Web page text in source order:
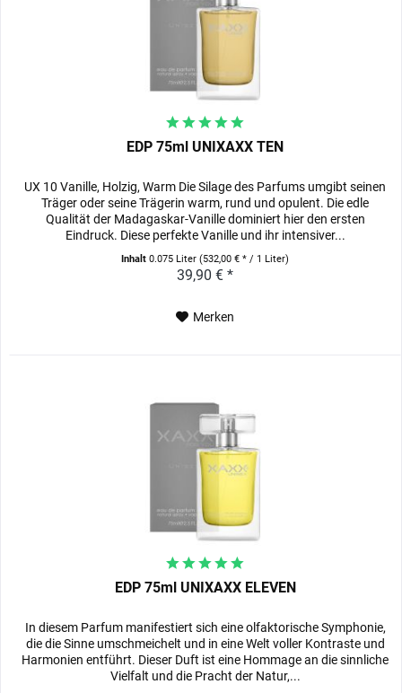
EDP 75ml UNIXAXX TEN
UX 10 Vanille, Holzig, Warm Die Silage des Parfums umgibt seinen
Träger oder seine Trägerin warm, rund und opulent. Die edle
Qualität der Madagaskar-Vanille dominiert hier den ersten
Eindruck. Diese perfekte Vanille und ihr intensiver...
Inhalt0.075 Liter(532,00 € * / 1 Liter)
39,90 € *
Merken
EDP 75ml UNIXAXX ELEVEN
In diesem Parfum manifestiert sich eine olfaktorische Symphonie,
die die Sinne umschmeichelt und in eine Welt voller Kontraste und
Harmonien entführt. Dieser Duft ist eine Hommage an die sinnliche
Vielfalt und die Pracht der Natur,...